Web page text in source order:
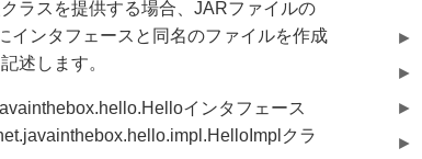
ラスを提供する場合、JARファイルの
インタフェースと同名のファイルを作成
述します。
インタフェース
クラ
►
►
►
►